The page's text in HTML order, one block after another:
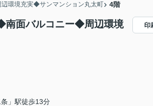
環境充実◆サンマンション丸太町
4階
南面バルコニー◆周辺環境
」駅徒歩13分
印